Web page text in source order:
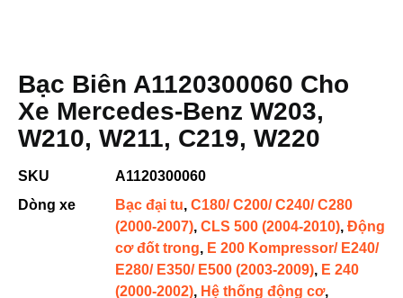
Bạc Biên A1120300060 Cho
Xe Mercedes-Benz W203,
W210, W211, C219, W220
SKU
A1120300060
Dòng xe
Bạc đại tu, C180/ C200/ C240/ C280
(2000-2007), CLS 500 (2004-2010), Động
cơ đốt trong, E 200 Kompressor/ E240/
E280/ E350/ E500 (2003-2009), E 240
(2000-2002), Hệ thống động cơ,